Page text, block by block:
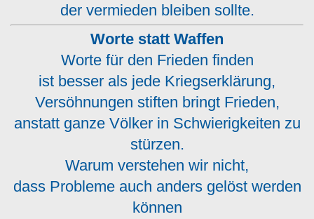
der vermieden bleiben sollte.
Worte statt Waffen
Worte für den Frieden finden
ist besser als jede Kriegserklärung,
Versöhnungen stiften bringt Frieden,
anstatt ganze Völker in Schwierigkeiten zu
stürzen.
Warum verstehen wir nicht,
dass Probleme auch anders gelöst werden
können